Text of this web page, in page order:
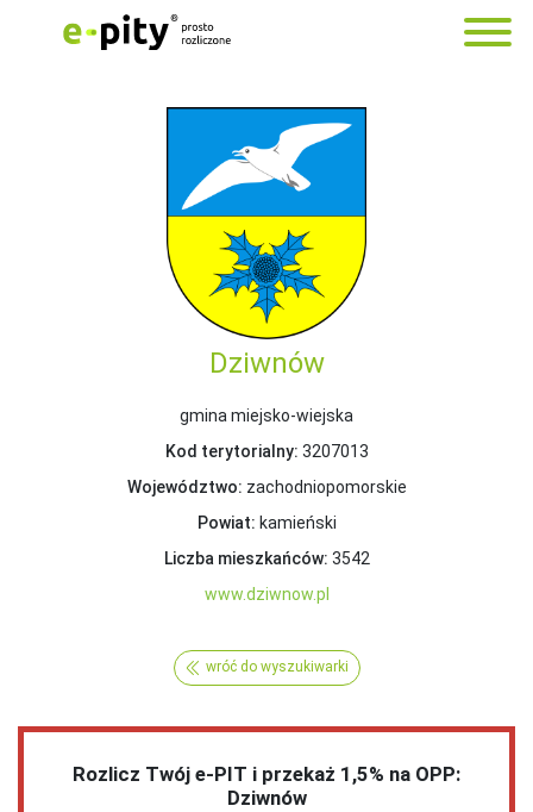
Dziwnów
gmina miejsko-wiejska
Kod terytorialny: 3207013
Województwo: zachodniopomorskie
Powiat: kamieński
Liczba mieszkańców: 3542
www.dziwnow.pl
wróć do wyszukiwarki
Rozlicz Twój e-PIT i przekaż 1,5% na OPP:
Dziwnów